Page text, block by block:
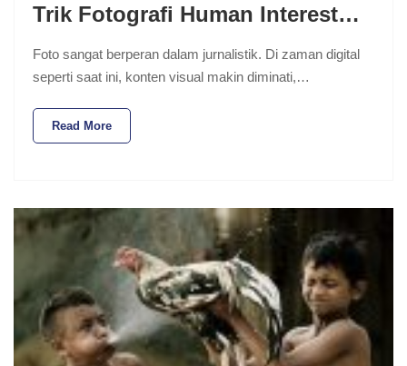
Trik Fotografi Human Interest…
Foto sangat berperan dalam jurnalistik. Di zaman digital
seperti saat ini, konten visual makin diminati,…
Read More